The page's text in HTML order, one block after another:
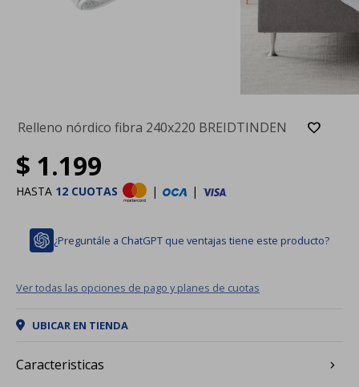
Relleno nórdico fibra 240x220 BREIDTINDEN
$ 1.199
HASTA 12 CUOTAS | |
¿Preguntále a ChatGPT que ventajas tiene este producto?
Ver todas las opciones de pago y planes de cuotas
UBICAR EN TIENDA
Caracteristicas